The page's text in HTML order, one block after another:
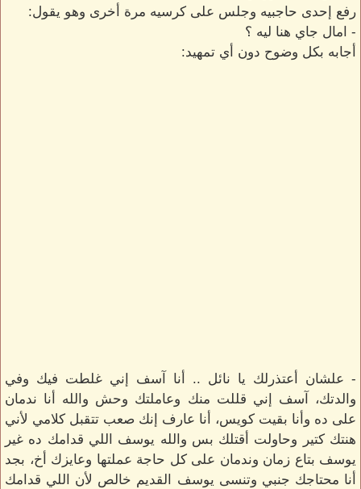
رفع إحدى حاجبيه وجلس على كرسيه مرة أخرى وهو يقول:
- امال جاي هنا ليه ؟
أجابه بكل وضوح دون أي تمهيد:
- علشان أعتذرلك يا نائل .. أنا آسف إني غلطت فيك وفي
والدتك، آسف إني قللت منك وعاملتك وحش والله أنا ندمان
على ده وأنا بقيت كويس، أنا عارف إنك صعب تتقبل كلامي لأني
هنتك كتير وحاولت أقتلك بس والله يوسف اللي قدامك ده غير
يوسف بتاع زمان وندمان على كل حاجة عملتها وعايزك أخ، بجد
أنا محتاجك جنبي وتنسى يوسف القديم خالص لأن اللي قدامك